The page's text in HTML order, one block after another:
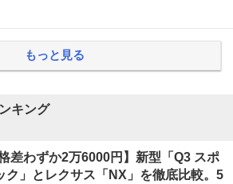
もっと見る
キング
格差わずか2万6000円】新型「Q3 スポ
ク」とレクサス「NX」を徹底比較。5